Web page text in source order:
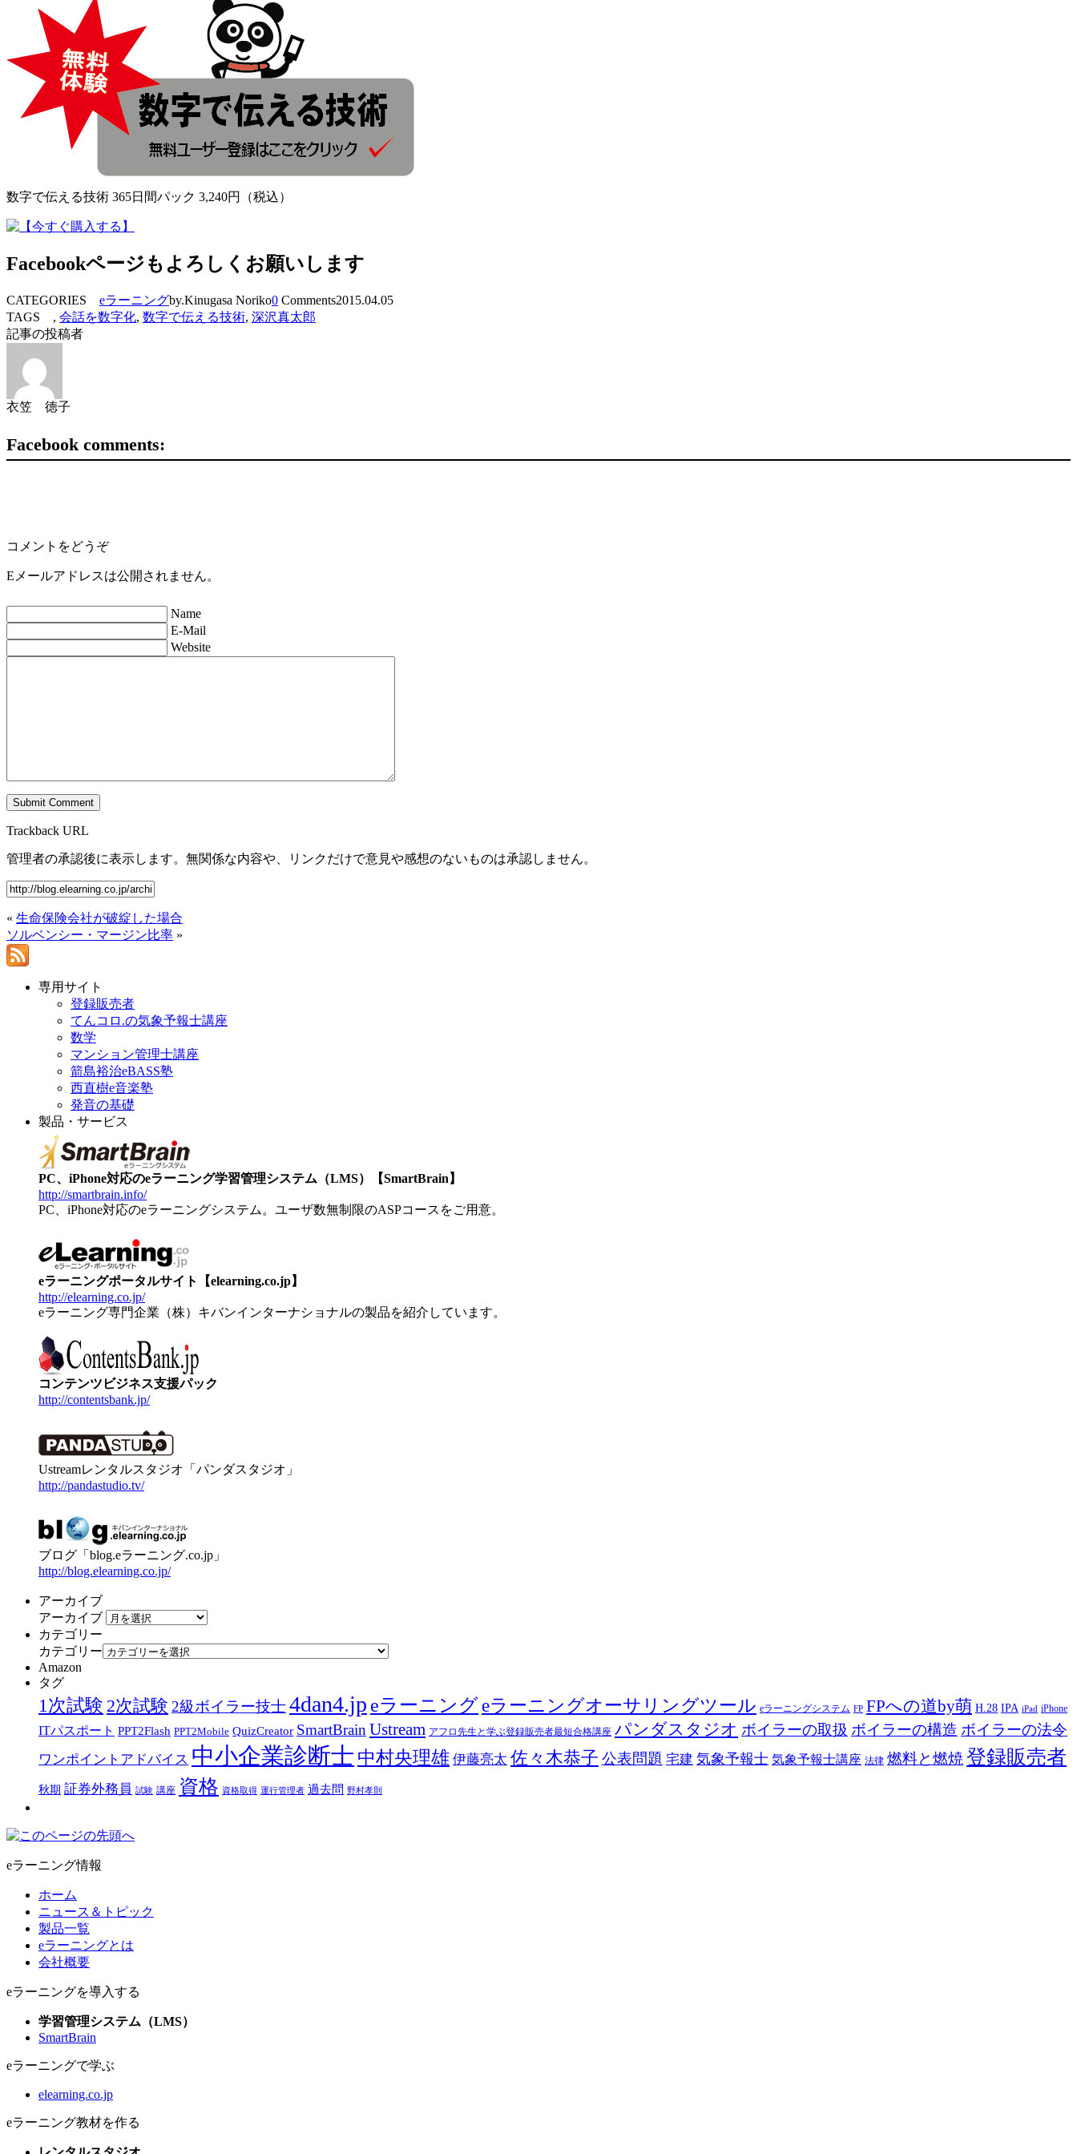
数字で伝える技術 365日間パック 3,240円（税込）
Facebookページもよろしくお願いします
CATEGORIES eラーニングby.Kinugasa Noriko0 Comments2015.04.05
TAGS , 会話を数字化, 数字で伝える技術, 深沢真太郎
記事の投稿者
衣笠 徳子
Facebook comments:
コメントをどうぞ
Eメールアドレスは公開されません。
Name
E-Mail
Website
Trackback URL
管理者の承認後に表示します。無関係な内容や、リンクだけで意見や感想のないものは承認しません。
« 生命保険会社が破綻した場合
ソルベンシー・マージン比率 »
専用サイト
登録販売者
てんコロ.の気象予報士講座
数学
マンション管理士講座
箭島裕治eBASS塾
西直樹e音楽塾
発音の基礎
製品・サービス
PC、iPhone対応のeラーニング学習管理システム（LMS）【SmartBrain】
http://smartbrain.info/
PC、iPhone対応のeラーニングシステム。ユーザ数無制限のASPコースをご用意。
eラーニングポータルサイト【elearning.co.jp】
http://elearning.co.jp/
eラーニング専門企業（株）キバンインターナショナルの製品を紹介しています。
コンテンツビジネス支援パック
http://contentsbank.jp/
Ustreamレンタルスタジオ「パンダスタジオ」
http://pandastudio.tv/
ブログ「blog.eラーニング.co.jp」
http://blog.elearning.co.jp/
アーカイブ
アーカイブ
カテゴリー
カテゴリー
Amazon
タグ
1次試験 2次試験 2級ボイラー技士4dan4.jp eラーニング eラーニングオーサリングツール eラーニングシステム FP FPへの道by萌 H.28 IPA iPad iPhone
ITパスポート PPT2Flash PPT2Mobile QuizCreator SmartBrain Ustream アフロ先生と学ぶ登録販売者最短合格講座 パンダスタジオ ボイラーの取扱 ボイラーの構造 ボイラーの法令
ワンポイントアドバイス 中小企業診断士 中村央理雄 伊藤亮太 佐々木恭子 公表問題 宅建 気象予報士 気象予報士講座 法律 燃料と燃焼 登録販売者
秋期 証券外務員 試験 講座 資格 資格取得 運行管理者 過去問 野村孝則
eラーニング情報
ホーム
ニュース＆トピック
製品一覧
eラーニングとは
会社概要
eラーニングを導入する
学習管理システム（LMS）
SmartBrain
eラーニングで学ぶ
elearning.co.jp
eラーニング教材を作る